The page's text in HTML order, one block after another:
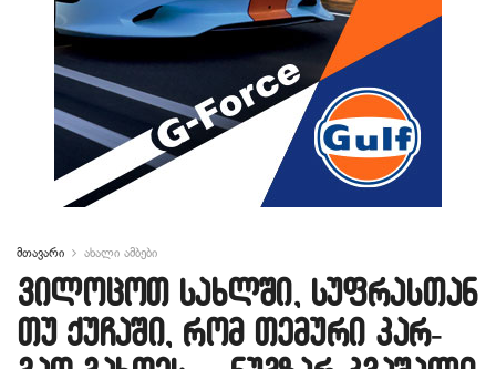
მთავარი ახალი ამბები
ვი­ლო­ცოთ სახ­ლში, სუფ­რას­თან
თუ ქუ­ჩა­ში, რომ თე­მუ­რი კარ­